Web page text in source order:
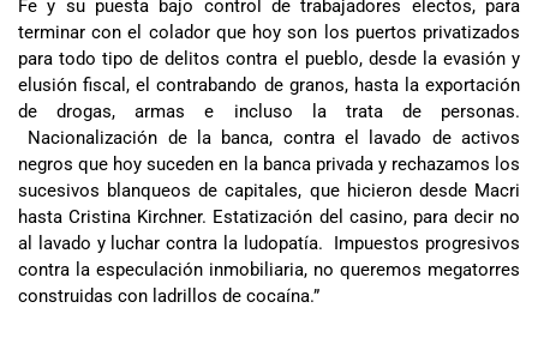
Fe y su puesta bajo control de trabajadores electos, para
terminar con el colador que hoy son los puertos privatizados
para todo tipo de delitos contra el pueblo, desde la evasión y
elusión fiscal, el contrabando de granos, hasta la exportación
de drogas, armas e incluso la trata de personas.
Nacionalización de la banca, contra el lavado de activos
negros que hoy suceden en la banca privada y rechazamos los
sucesivos blanqueos de capitales, que hicieron desde Macri
hasta Cristina Kirchner. Estatización del casino, para decir no
al lavado y luchar contra la ludopatía. Impuestos progresivos
contra la especulación inmobiliaria, no queremos megatorres
construidas con ladrillos de cocaína.”